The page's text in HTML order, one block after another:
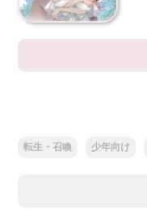
転生・召喚 少年向け